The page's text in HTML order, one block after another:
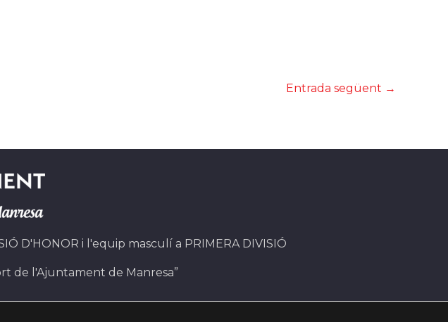
Entrada següent →
D'HONOR i l'equip masculí a PRIMERA DIVISIÓ
de l'Ajuntament de Manresa”